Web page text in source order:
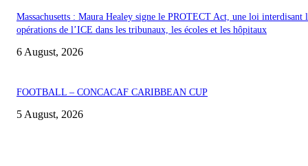
Massachusetts : Maura Healey signe le PROTECT Act, une loi interdisant
opérations de l’ICE dans les tribunaux, les écoles et les hôpitaux
6 August, 2026
FOOTBALL – CONCACAF CARIBBEAN CUP
5 August, 2026